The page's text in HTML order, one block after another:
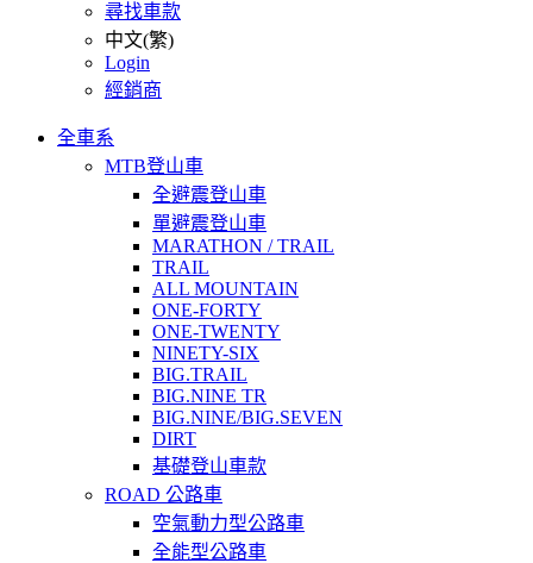
尋找車款
中文(繁)
Login
經銷商
全車系
MTB登山車
全避震登山車
單避震登山車
MARATHON / TRAIL
TRAIL
ALL MOUNTAIN
ONE-FORTY
ONE-TWENTY
NINETY-SIX
BIG.TRAIL
BIG.NINE TR
BIG.NINE/BIG.SEVEN
DIRT
基礎登山車款
ROAD 公路車
空氣動力型公路車
全能型公路車